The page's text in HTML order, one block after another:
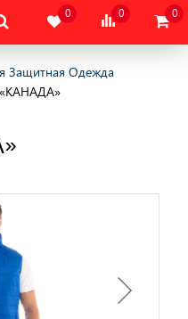
0 0 0
Защитная Одежда